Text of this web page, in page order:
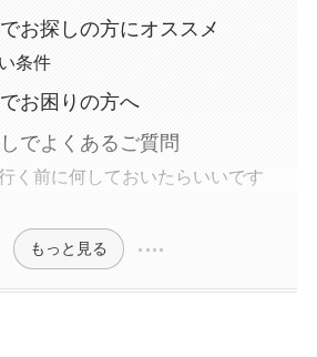
お探しの方にオススメ
条件
お困りの方へ
でよくあるご質問
く前に何しておいたらいいです
もっと見る